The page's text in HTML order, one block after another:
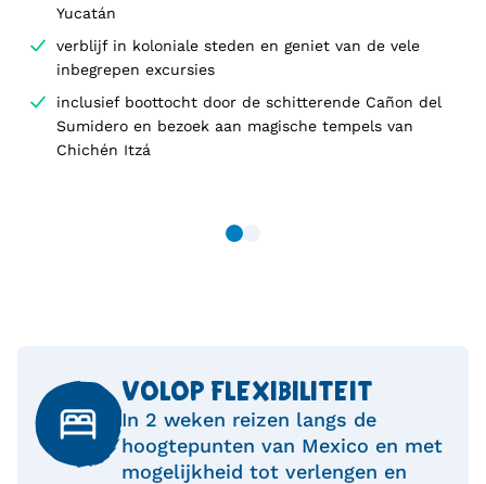
Yucatán
verblijf in koloniale steden en geniet van de vele
inbegrepen excursies
inclusief boottocht door de schitterende Cañon del
Sumidero en bezoek aan magische tempels van
Chichén Itzá
VOLOP FLEXIBILITEIT
In 2 weken reizen langs de
hoogtepunten van Mexico en met
mogelijkheid tot verlengen en